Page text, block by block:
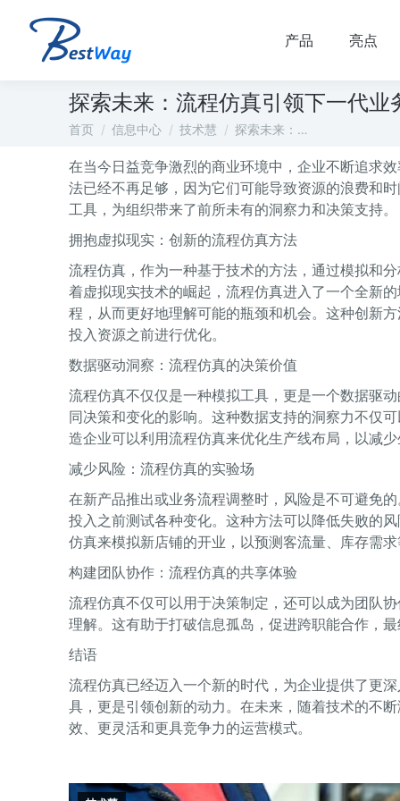
产品 亮点
探索未来：流程仿真引领下一代业
您在这里：
首页 信息中心 技术慧 探索未来：…
在当今日益竞争激烈的商业环境中，企业不断追求
法已经不再足够，因为它们可能导致资源的浪费和
工具，为组织带来了前所未有的洞察力和决策支持。
拥抱虚拟现实：创新的流程仿真方法
流程仿真，作为一种基于技术的方法，通过模拟和
着虚拟现实技术的崛起，流程仿真进入了一个全新
程，从而更好地理解可能的瓶颈和机会。这种创新
投入资源之前进行优化。
数据驱动洞察：流程仿真的决策价值
流程仿真不仅仅是一种模拟工具，更是一个数据驱
同决策和变化的影响。这种数据支持的洞察力不仅
造企业可以利用流程仿真来优化生产线布局，以减
减少风险：流程仿真的实验场
在新产品推出或业务流程调整时，风险是不可避免
投入之前测试各种变化。这种方法可以降低失败的
仿真来模拟新店铺的开业，以预测客流量、库存需
构建团队协作：流程仿真的共享体验
流程仿真不仅可以用于决策制定，还可以成为团队
理解。这有助于打破信息孤岛，促进跨职能合作，
结语
流程仿真已经迈入一个新的时代，为企业提供了更
具，更是引领创新的动力。在未来，随着技术的不
效、更灵活和更具竞争力的运营模式。